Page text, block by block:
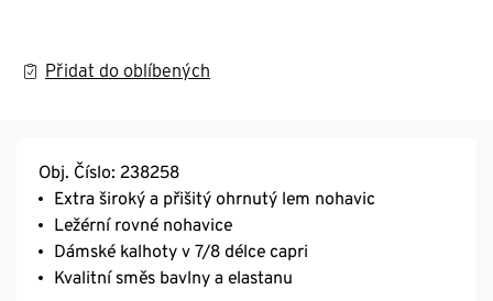
Přidat do oblíbených
Obj. Číslo: 238258
Extra široký a přišitý ohrnutý lem nohavic
Ležérní rovné nohavice
Dámské kalhoty v 7/8 délce capri
Kvalitní směs bavlny a elastanu